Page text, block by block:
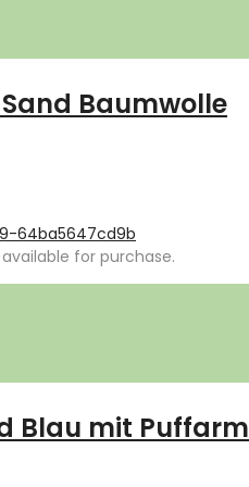
Baumwolle
for purchase.
Blau mit Puffarm